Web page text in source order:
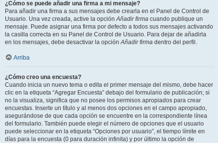
¿Cómo se puede añadir una firma a mi mensaje?
Para añadir una firma a sus mensajes debe crearla en el Panel de Control de
Usuario. Una vez creada, active la opciónAñadir firma cuando publique un
mensaje. Puede asignar una firma por defecto a todos sus mensajes activando
la casilla correcta en su Panel de Control de Usuario. Para dejar de añadirla
en los mensajes, debe desactivar la opciónAñadir firma dentro del perfil.
Arriba
¿Cómo creo una encuesta?
Cuando inicia un nuevo tema o edita el primer mensaje del mismo, debe hacer
clic en la etiqueta “Agregar Encuesta” debajo del formulario de publicación; si
no la visualiza, significa que no posee los permisos apropiados para crear
encuestas. Inserte un título y al menos dos opciones en el campo apropiado,
asegurándose de que cada opción se encuentre en la correspondiente línea
del formulario. También puede elegir el número de opciones que el usuario
puede seleccionar en la etiqueta “Opciones por usuario”, el tiempo límite en
días para la encuesta (0 para duración infinita) y por último la opción de